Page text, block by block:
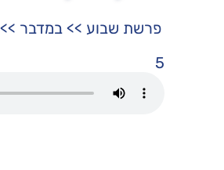
פרשת שבוע >> במדבר >>
5